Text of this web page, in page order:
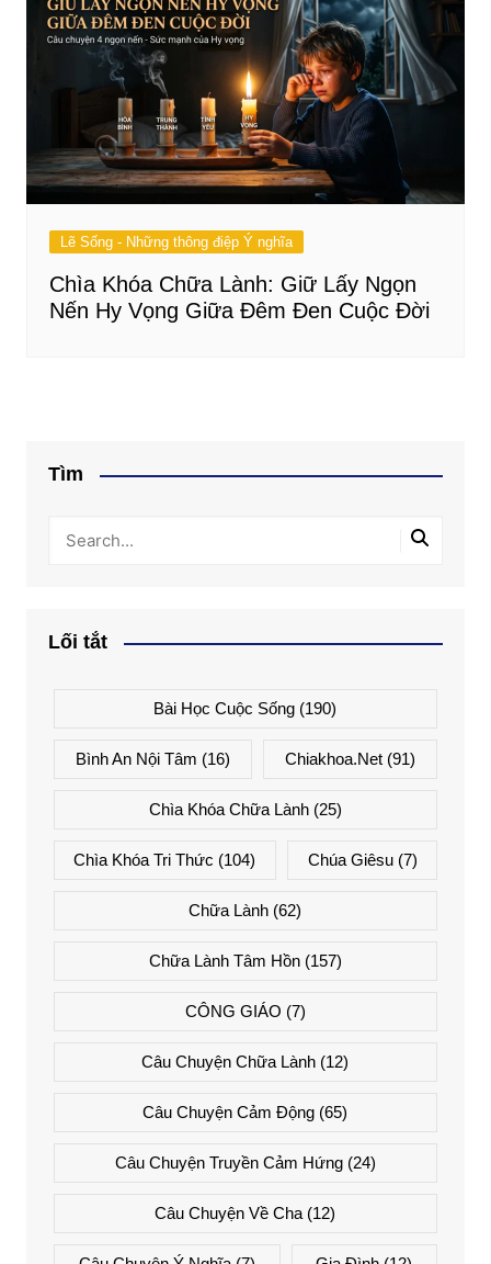
Lẽ Sống - Những thông điệp Ý nghĩa
Chìa Khóa Chữa Lành: Giữ Lấy Ngọn
Nến Hy Vọng Giữa Đêm Đen Cuộc Đời
Tìm
Lối tắt
Bài Học Cuộc Sống (190)
Bình An Nội Tâm (16) Chiakhoa.net (91)
Chìa Khóa Chữa Lành(25)
Chìa Khóa Tri Thức (104) Chúa Giêsu(7)
Chữa Lành (62)
Chữa Lành Tâm Hồn(157)
CÔNG GIÁO (7)
Câu Chuyện Chữa Lành (12)
Câu Chuyện Cảm Động (65)
Câu Chuyện Truyền Cảm Hứng(24)
Câu Chuyện Về Cha (12)